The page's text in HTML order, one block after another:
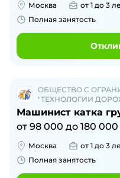
Москва от 1 до 3
Полная занятость
ОБЩЕСТВО С
"ТЕХНОЛОГИИ
Машинист катка
от 98 000 до 180 000
Москва от 1 до 3
Полная занятость